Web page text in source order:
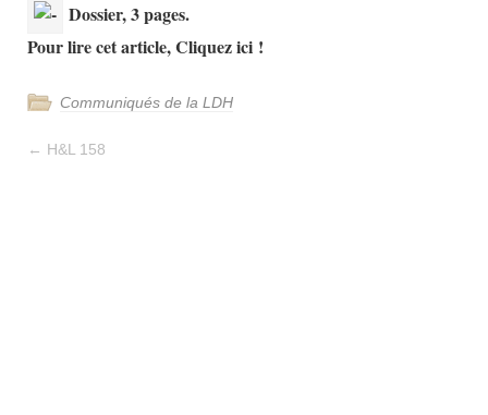
Dossier, 3 pages.
Pour lire cet article, Cliquez ici !
Communiqués de la LDH
← H&L 158